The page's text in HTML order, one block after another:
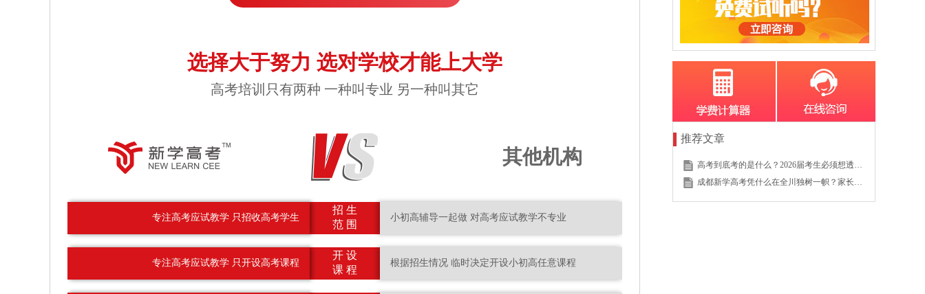
选择大于努力 选对学校才能上大学
高考培训只有两种 一种叫专业 另一种叫其它
其他机构
专注高考应试教学 只招收高考学生
专注高考应试教学 只开设高考课程
招 生
范 围
开 设
课 程
小初高辅导一起做 对高考应试教学不专业
根据招生情况 临时决定开设小初高任意课程
推荐文章
高考到底考的是什么？2026届考生必须想透的这个底层逻辑
成都新学高考凭什么在全川独树一帜？家长的真实选择说明一切